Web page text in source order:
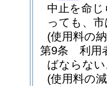
中止を命
っても、
(使用料の
第9条
利用
ばならな
(使用料の